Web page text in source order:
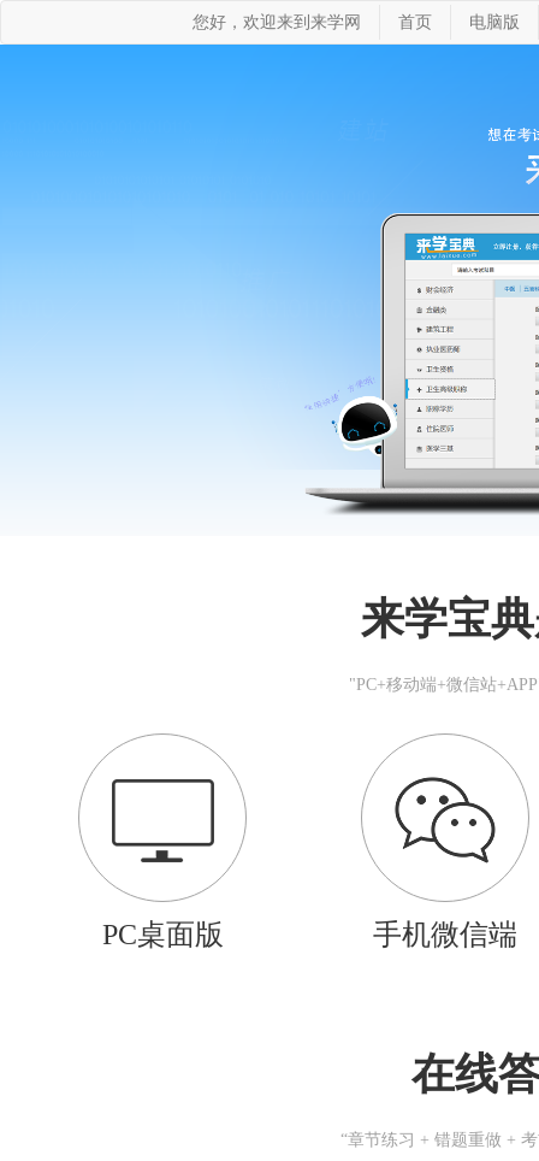
您好，欢迎来到来学网 首页 电脑版
来学宝
"PC+移动端+微信站
PC桌面版 手机微信端
在线
“章节练习 + 错题重做 +